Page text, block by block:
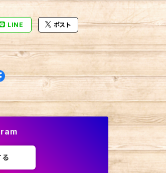
LINE ポスト
る